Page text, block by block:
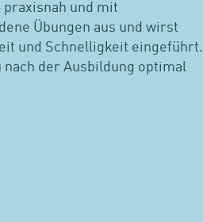
praxisnah und mit
Übungen aus und wirst
und Schnelligkeit eingeführt.
nach der Ausbildung optimal